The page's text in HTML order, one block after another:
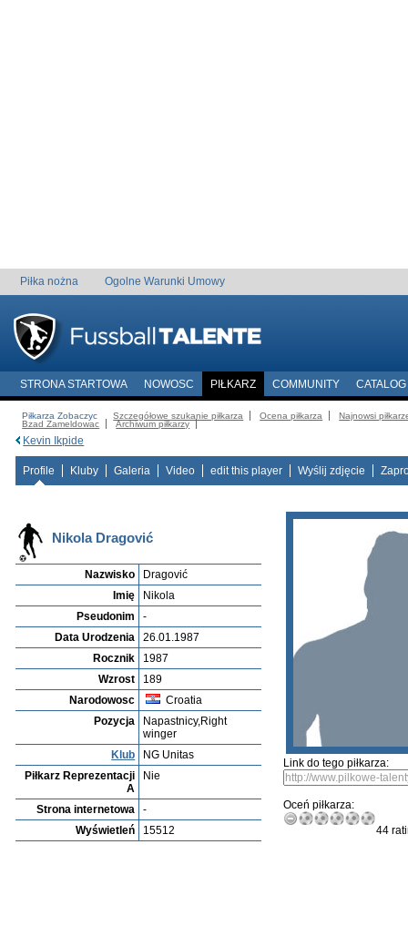
Piłka nożna Ogolne Warunki Umowy
STRONA STARTOWA NOWOSC PIŁKARZ COMMUNITY CATALOG
Piłkarza Zobaczyc Szczegółowe szukanie piłkarza Ocena piłkarza
Najnowsi
Bzad Zameldowac
Archiwum piłkarzy
Kevin Ikpide
Profile Kluby Galeria Video edit this player Wyślij zdjęcie
Nikola Dragović
Nazwisko
Dragović
Imię
Nikola
Pseudonim
-
Data Urodzenia
26.01.1987
Rocznik
1987
Wzrost
189
Narodowosc
Croatia
Pozycja
Napastnicy,Right
winger
Klub
NG Unitas
Piłkarz Reprezentacji
A
Nie
Strona internetowa
-
Wyświetleń
15512
Link do tego piłkarza:
Oceń piłkarza:
44